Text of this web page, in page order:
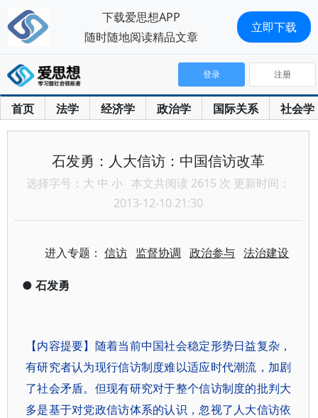
首页 法学 经济学 政治学 国际关系 社会学
登录 注册
石发勇：人大信访：中国信访改革
选择字号： 大 中 小 本文共阅读 2615 次 更新时间：
2013-12-10 21:30
进入专题：信访 监督协调 政治参与 法治建设
● 石发勇
【内容提要】随着当前中国社会稳定形势日益复杂，
有研究者认为现行信访制度难以适应时代潮流，加剧
了社会矛盾。但现有研究对于整个信访制度的批判大
多是基于对党政信访体系的认识，忽视了人大信访依
下载爱思想APP
随时随地阅读精品文章
立即下载